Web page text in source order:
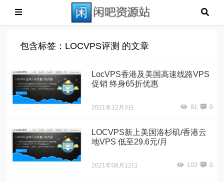
包含标签：LOCVPS评测 的文章
LocVPS香港及美国高速线路VPS
促销 终身65折优惠
2021年12月3日 91 0
LOCVPS新上美国洛杉矶/香港云
地VPS 低至29.6元/月
2021年08月12日 103 0